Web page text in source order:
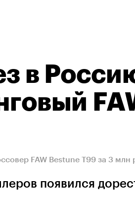
в
FAW Bestune T99 за 3 млн
появился